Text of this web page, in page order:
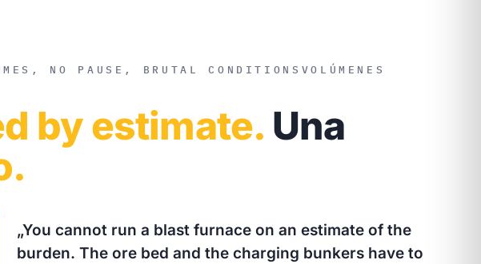
NO PAUSE, BRUTAL CONDITIONS VOLÚMENES
by estimate. Una
„You cannot run a blast furnace on an estimate of the
burden. The ore bed and the charging bunkers have to